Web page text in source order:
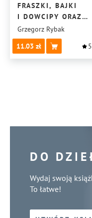
FRASZKI, BAJKI
I DOWCIPY ORAZ
ŚMIESZNE
LIMERYKI
Grzegorz Rybak
11.03
5
DO
Wydaj swoją
To łatwe!